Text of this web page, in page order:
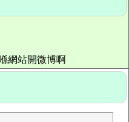
網站開微博啊